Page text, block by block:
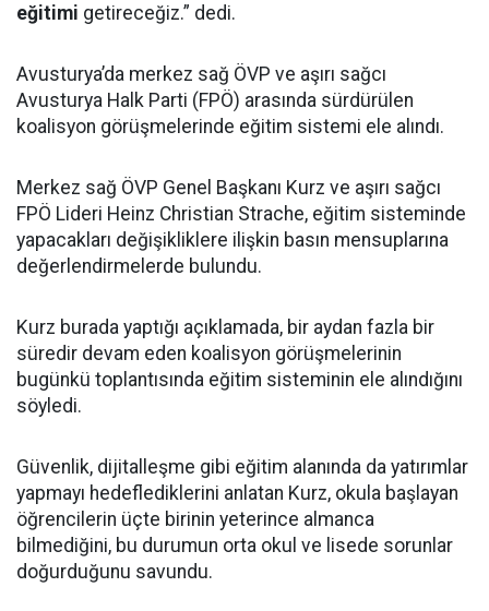
eğitimi getireceğiz.” dedi.
Avusturya’da merkez sağ ÖVP ve aşırı sağcı
Avusturya Halk Parti (FPÖ) arasında sürdürülen
koalisyon görüşmelerinde eğitim sistemi ele alındı.
Merkez sağ ÖVP Genel Başkanı Kurz ve aşırı sağcı
FPÖ Lideri Heinz Christian Strache, eğitim sisteminde
yapacakları değişikliklere ilişkin basın mensuplarına
değerlendirmelerde bulundu.
Kurz burada yaptığı açıklamada, bir aydan fazla bir
süredir devam eden koalisyon görüşmelerinin
bugünkü toplantısında eğitim sisteminin ele alındığını
söyledi.
Güvenlik, dijitalleşme gibi eğitim alanında da yatırımlar
yapmayı hedeflediklerini anlatan Kurz, okula başlayan
öğrencilerin üçte birinin yeterince almanca
bilmediğini, bu durumun orta okul ve lisede sorunlar
doğurduğunu savundu.